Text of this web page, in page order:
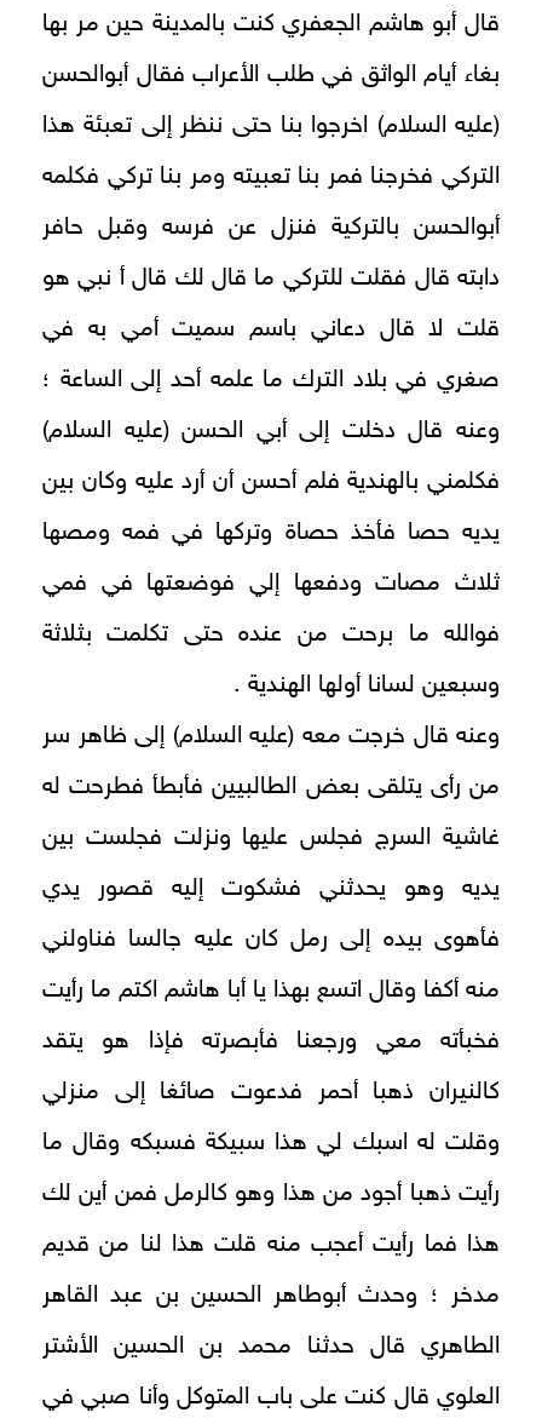
قال أبو هاشم الجعفري كنت بالمدينة حين مر بها
بغاء أيام الواثق في طلب الأعراب فقال أبوالحسن
(عليه السلام) اخرجوا بنا حتى ننظر إلى تعبئة هذا
التركي فخرجنا فمر بنا تعبيته ومر بنا تركي فكلمه
أبوالحسن بالتركية فنزل عن فرسه وقبل حافر
دابته قال فقلت للتركي ما قال لك قال أ نبي هو
قلت لا قال دعاني باسم سميت أمي به في
صغري في بلاد الترك ما علمه أحد إلى الساعة ؛
وعنه قال دخلت إلى أبي الحسن (عليه السلام)
فكلمني بالهندية فلم أحسن أن أرد عليه وكان بين
يديه حصا فأخذ حصاة وتركها في فمه ومصها
ثلاث مصات ودفعها إلي فوضعتها في فمي
فوالله ما برحت من عنده حتى تكلمت بثلاثة
وسبعين لسانا أولها الهندية .
وعنه قال خرجت معه (عليه السلام) إلى ظاهر سر
من رأى يتلقى بعض الطالبيين فأبطأ فطرحت له
غاشية السرج فجلس عليها ونزلت فجلست بين
يديه وهو يحدثني فشكوت إليه قصور يدي
فأهوى بيده إلى رمل كان عليه جالسا فناولني
منه أكفا وقال اتسع بهذا يا أبا هاشم اكتم ما رأيت
فخبأته معي ورجعنا فأبصرته فإذا هو يتقد
كالنيران ذهبا أحمر فدعوت صائغا إلى منزلي
وقلت له اسبك لي هذا سبيكة فسبكه وقال ما
رأيت ذهبا أجود من هذا وهو كالرمل فمن أين لك
هذا فما رأيت أعجب منه قلت هذا لنا من قديم
مدخر ؛ وحدث أبوطاهر الحسين بن عبد القاهر
الطاهري قال حدثنا محمد بن الحسين الأشتر
العلوي قال كنت على باب المتوكل وأنا صبي في